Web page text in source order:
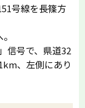
号線を長篠方
信号で、県道32
、左側にあり